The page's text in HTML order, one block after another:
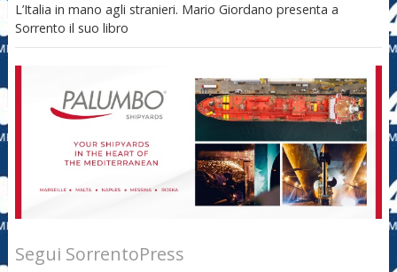
L’Italia in mano agli stranieri. Mario Giordano presenta a
Sorrento il suo libro
Segui SorrentoPress